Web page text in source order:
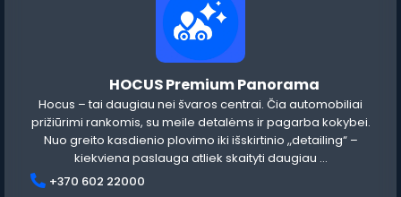
HOCUS Premium Panorama
Hocus – tai daugiau nei švaros centrai. Čia automobiliai
prižiūrimi rankomis, su meile detalėms ir pagarba kokybei.
Nuo greito kasdienio plovimo iki išskirtinio „detailing“ –
kiekviena paslauga atliek skaityti daugiau ...
+370 602 22000